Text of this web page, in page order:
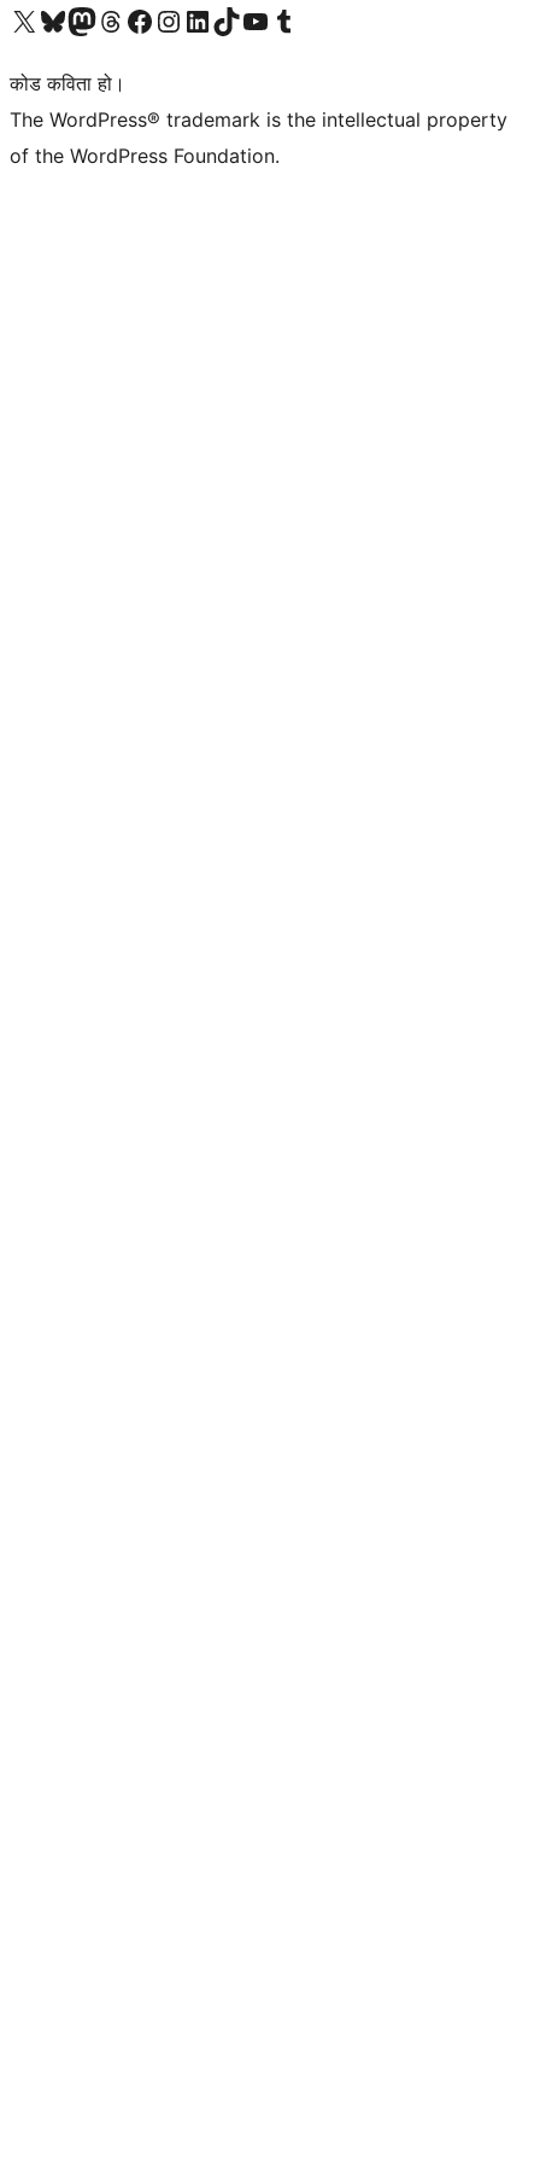
हाम्रो X (पहिले ट्विटर) खातामा जानुहोस्
हाम्रो Bluesky खाता भ्रमण गर्नुहोस्
हाम्रो म्यास्टोडन खाता भ्रमण गर्नुहोस्
हाम्रो थ्रेड्स खातामा जानुहोस्
हाम्रो फेसबुक पेजमा जानुहोस्
हाम्रो इन्स्टाग्राम खातामा जानुहोस्
हाम्रो लिङ्क्डइन खातामा जानुहोस्
हाम्रो TikTok खाता भ्रमण गर्नुहोस्
हाम्रो युट्युब च्यानलमा जानुहोस्
हाम्रो टम्बलर खाता भ्रमण गर्नुहोस्
कोड कविता हो।
The WordPress® trademark is the intellectual property
of the WordPress Foundation.